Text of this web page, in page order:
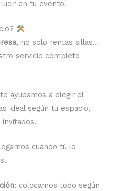
en tu evento.
, no solo rentas sillas…
servicio completo
ayudamos a elegir el
ideal según tu espacio,
cuando tú lo
: colocamos todo según